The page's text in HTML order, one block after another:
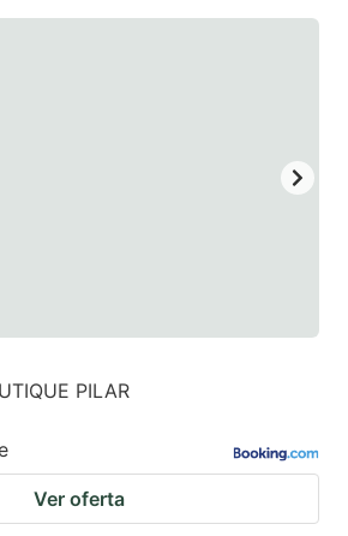
PILAR
Ver oferta